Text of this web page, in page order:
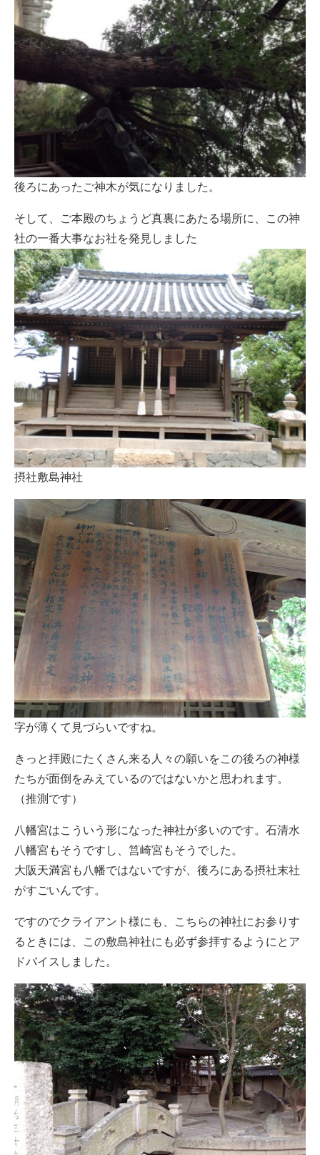
後ろにあったご神木が気になりました。
そして、ご本殿のちょうど真裏にあたる場所に、この神
社の一番大事なお社を発見しました
摂社敷島神社
字が薄くて見づらいですね。
きっと拝殿にたくさん来る人々の願いをこの後ろの神様
たちが面倒をみえているのではないかと思われます。
（推測です）
八幡宮はこういう形になった神社が多いのです。石清水
八幡宮もそうですし、筥崎宮もそうでした。
大阪天満宮も八幡ではないですが、後ろにある摂社末社
がすごいんです。
ですのでクライアント様にも、こちらの神社にお参りす
るときには、この敷島神社にも必ず参拝するようにとア
ドバイスしました。